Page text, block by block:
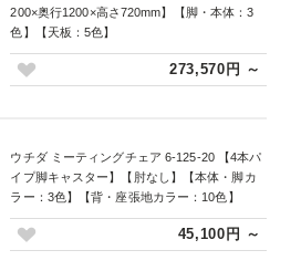
200×奥行1200×高さ720mm】【脚・本体：3
色】【天板：5色】
273,570円 ～
ウチダ ミーティングチェア 6-125-20 【4本パ
イプ脚キャスター】【肘なし】【本体・脚カ
ラー：3色】【背・座張地カラー：10色】
45,100円 ～